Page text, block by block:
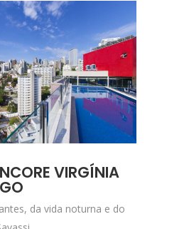
VIRGÍNIA
da vida noturna e do